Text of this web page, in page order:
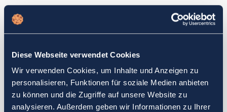
Diese Webseite verwendet Cookies
Wir verwenden Cookies, um Inhalte und Anzeigen zu
personalisieren, Funktionen für soziale Medien anbieten
zu können und die Zugriffe auf unsere Website zu
analysieren. Außerdem geben wir Informationen zu Ihrer